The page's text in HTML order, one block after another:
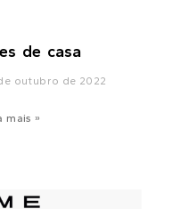
de casa
outubro de 2022
mais »